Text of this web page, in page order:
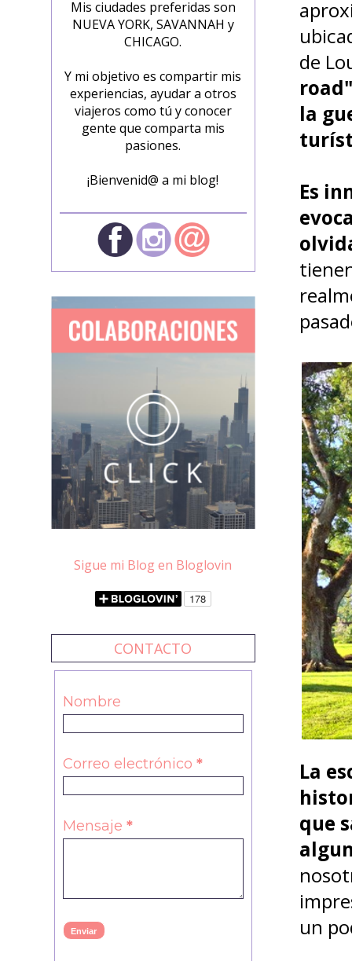
de
la
Es
La
que
un
Mis ciudades preferidas son
NUEVA YORK, SAVANNAH y
CHICAGO.
Y mi objetivo es compartir mis
experiencias, ayudar a otros
viajeros como tú y conocer
gente que comparta mis
pasiones.
¡Bienvenid@ a mi blog!
Sigue mi Blog en Bloglovin
CONTACTO
Nombre
Correo electrónico *
Mensaje *